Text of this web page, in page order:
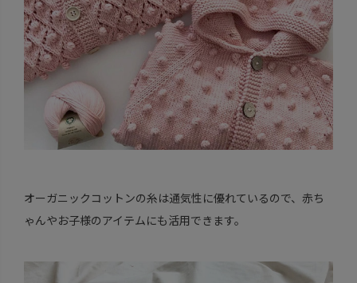
オーガニックコットンの糸は通気性に優れているので、赤ち
ゃんやお子様のアイテムにも活用できます。